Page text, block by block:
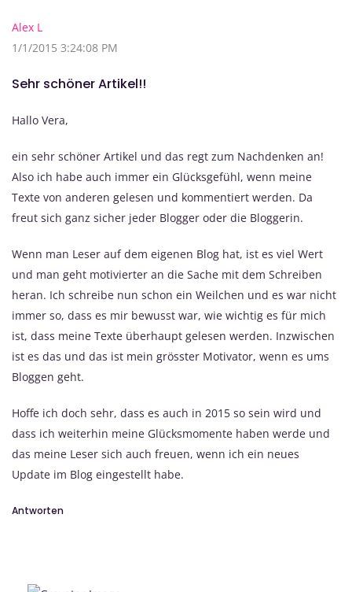
Alex L
1/1/2015 3:24:08 PM
Sehr schöner Artikel!!
Hallo Vera,
ein sehr schöner Artikel und das regt zum Nachdenken an!
Also ich habe auch immer ein Glücksgefühl, wenn meine
Texte von anderen gelesen und kommentiert werden. Da
freut sich ganz sicher jeder Blogger oder die Bloggerin.
Wenn man Leser auf dem eigenen Blog hat, ist es viel Wert
und man geht motivierter an die Sache mit dem Schreiben
heran. Ich schreibe nun schon ein Weilchen und es war nicht
immer so, dass es mir bewusst war, wie wichtig es für mich
ist, dass meine Texte überhaupt gelesen werden. Inzwischen
ist es das und das ist mein grösster Motivator, wenn es ums
Bloggen geht.
Hoffe ich doch sehr, dass es auch in 2015 so sein wird und
dass ich weiterhin meine Glücksmomente haben werde und
das meine Leser sich auch freuen, wenn ich ein neues
Update im Blog eingestellt habe.
Antworten